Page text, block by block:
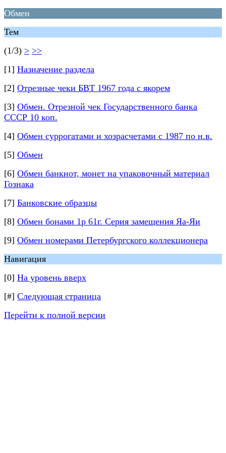
Обмен
Тем
(1/3) > >>
[1] Назначение раздела
[2] Отрезные чеки БВТ 1967 года с якорем
[3] Обмен. Отрезной чек Государственного банка
СССР 10 коп.
[4] Обмен суррогатами и хозрасчетами с 1987 по н.в.
[5] Обмен
[6] Обмен банкнот, монет на упаковочный материал
Гознака
[7] Банковские образцы
[8] Обмен бонами 1р 61г. Серия замещения Яа-Яи
[9] Обмен номерами Петербургского коллекционера
Навигация
[0] На уровень вверх
[#] Следующая страница
Перейти к полной версии